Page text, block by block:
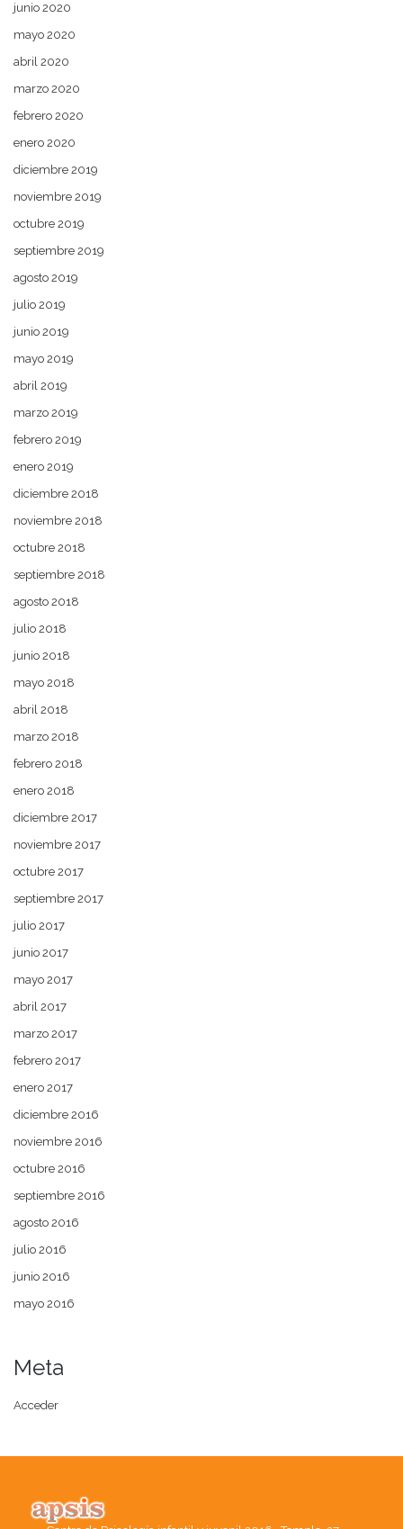
junio 2020
mayo 2020
abril 2020
marzo 2020
febrero 2020
enero 2020
diciembre 2019
noviembre 2019
octubre 2019
septiembre 2019
agosto 2019
julio 2019
junio 2019
mayo 2019
abril 2019
marzo 2019
febrero 2019
enero 2019
diciembre 2018
noviembre 2018
octubre 2018
septiembre 2018
agosto 2018
julio 2018
junio 2018
mayo 2018
abril 2018
marzo 2018
febrero 2018
enero 2018
diciembre 2017
noviembre 2017
octubre 2017
septiembre 2017
julio 2017
junio 2017
mayo 2017
abril 2017
marzo 2017
febrero 2017
enero 2017
diciembre 2016
noviembre 2016
octubre 2016
septiembre 2016
agosto 2016
julio 2016
junio 2016
mayo 2016
Meta
Acceder
Este portal web únicamente utiliza cookies propias con finalidad
técnica, no recauda ni cede datos de carácter personal de los